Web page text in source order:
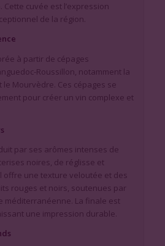
cuvée est l’expression
de la région.
à partir de cépages
Roussillon, notamment la
le Mourvèdre. Ces cépages se
pour créer un vin complexe et
par ses arômes intenses de
noires, de réglisse et
offre une texture veloutée et des
rouges et noirs, soutenues par
méditerranéenne. La finale est
une impression durable.